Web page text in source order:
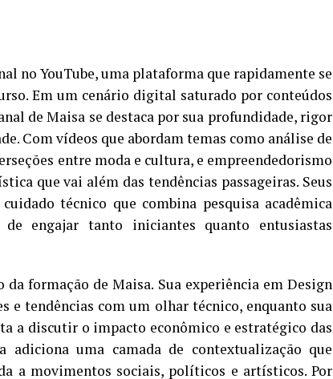
no YouTube, uma plataforma que rapidamente se
Em um cenário digital saturado por conteúdos
de Maisa se destaca por sua profundidade, rigor
Com vídeos que abordam temas como análise de
entre moda e cultura, e empreendedorismo
que vai além das tendências passageiras. Seus
técnico que combina pesquisa acadêmica
engajar tanto iniciantes quanto entusiastas
formação de Maisa. Sua experiência em Design
e tendências com um olhar técnico, enquanto sua
a discutir o impacto econômico e estratégico das
uma camada de contextualização que
a movimentos sociais, políticos e artísticos. Por